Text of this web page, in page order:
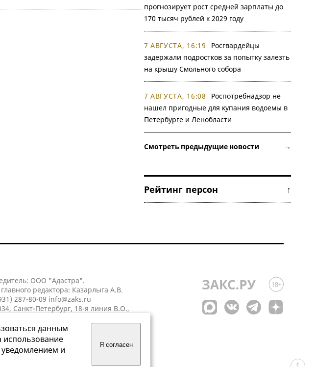
прогнозирует рост средней зарплаты до
170 тысяч рублей к 2029 году
7 АВГУСТА, 16:19
Росгвардейцы
задержали подростков за попытку залезть
на крышу Смольного собора
7 АВГУСТА, 16:08
Роспотребнадзор не
нашел пригодные для купания водоемы в
Петербурге и Ленобласти
Смотреть предыдущие новости →
Рейтинг персон ↑
ООО "Адастра".
редактора: Казарлыга А.В.
287-80-09 info@zaks.ru
Санкт-Петербург, 18-я линия В.О.,
данным
использование
и
Я согласен